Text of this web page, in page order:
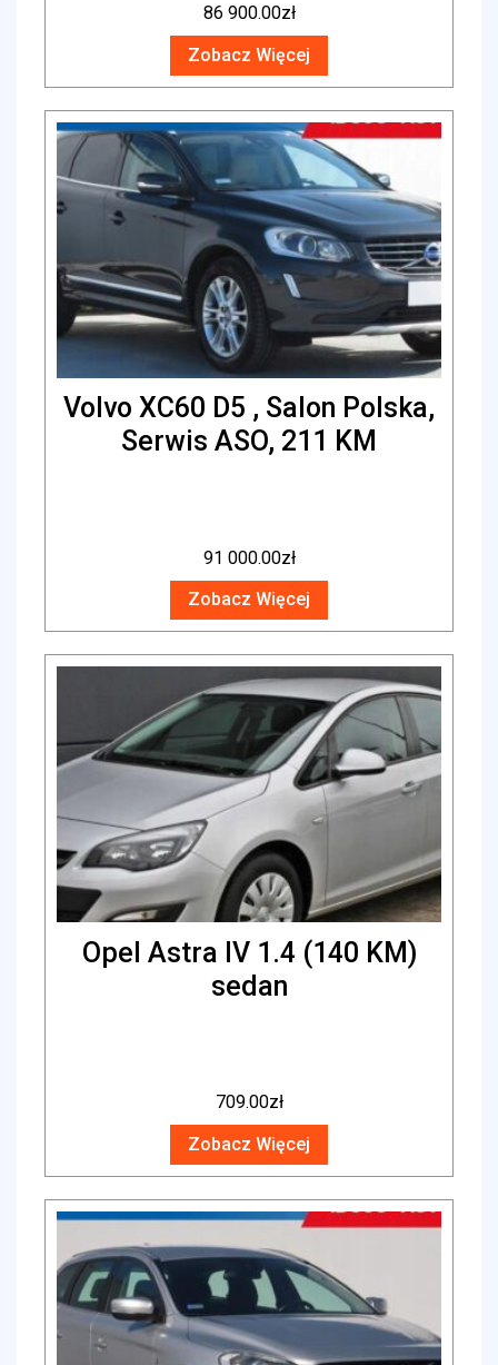
86 900.00zł
Zobacz Więcej
Volvo XC60 D5 , Salon Polska,
Serwis ASO, 211 KM
91 000.00zł
Zobacz Więcej
Opel Astra IV 1.4 (140 KM)
sedan
709.00zł
Zobacz Więcej